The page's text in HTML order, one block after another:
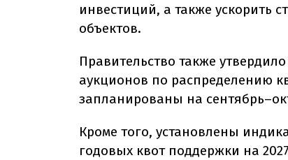
инвестиций, а также ускорить
объектов.
Правительство также
аукционов по распределению
запланированы на
Кроме того, установлены
годовых квот поддержки на